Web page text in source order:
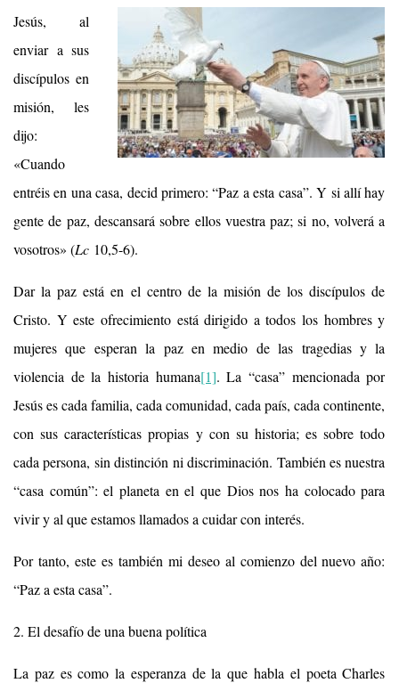
Jesús, al
enviar a sus
discípulos en
misión, les
dijo:
«Cuando
entréis en una casa, decid primero: “Paz a esta casa”. Y si allí hay
gente de paz, descansará sobre ellos vuestra paz; si no, volverá a
vosotros» (Lc 10,5-6).
Dar la paz está en el centro de la misión de los discípulos de
Cristo. Y este ofrecimiento está dirigido a todos los hombres y
mujeres que esperan la paz en medio de las tragedias y la
violencia de la historia humana[1]. La “casa” mencionada por
Jesús es cada familia, cada comunidad, cada país, cada continente,
con sus características propias y con su historia; es sobre todo
cada persona, sin distinción ni discriminación. También es nuestra
“casa común”: el planeta en el que Dios nos ha colocado para
vivir y al que estamos llamados a cuidar con interés.
Por tanto, este es también mi deseo al comienzo del nuevo año:
“Paz a esta casa”.
2. El desafío de una buena política
La paz es como la esperanza de la que habla el poeta Charles